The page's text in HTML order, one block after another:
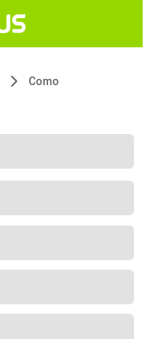
Como